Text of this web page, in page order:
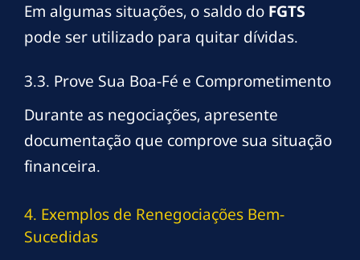
Em algumas situações, o saldo do FGTS
pode ser utilizado para quitar dívidas.
3.3. Prove Sua Boa-Fé e Comprometimento
Durante as negociações, apresente
documentação que comprove sua situação
financeira.
4. Exemplos de Renegociações Bem-
Sucedidas